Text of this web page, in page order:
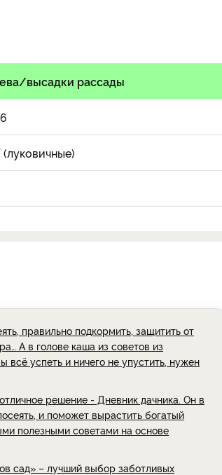
высадки рассады
(луковичные)
правильно подкормить, защитить от
А в голове каша из советов из
всё успеть и ничего не упустить, нужен
решение - Дневник дачника. Он в
и поможет вырастить богатый
полезными советами на основе
сад» – лучший выбор заботливых